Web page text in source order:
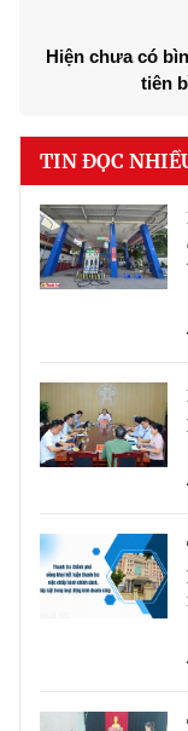
Hiện chưa có
tiên
TIN ĐỌC